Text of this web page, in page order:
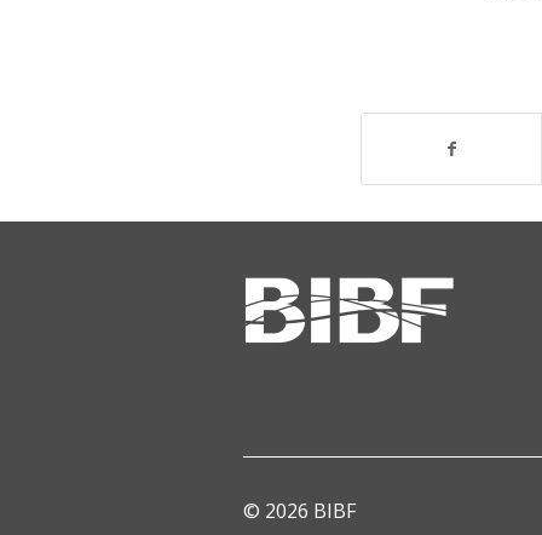
© 2026 BIBF